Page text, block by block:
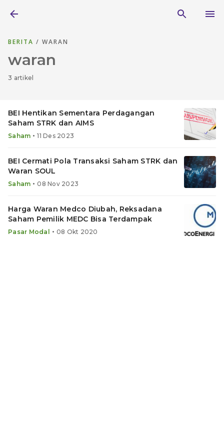
BERITA / WARAN
waran
3 artikel
BEI Hentikan Sementara Perdagangan
Saham STRK dan AIMS
Saham • 11 Des 2023
BEI Cermati Pola Transaksi Saham STRK dan
Waran SOUL
Saham • 08 Nov 2023
Harga Waran Medco Diubah, Reksadana
Saham Pemilik MEDC Bisa Terdampak
Pasar Modal • 08 Okt 2020